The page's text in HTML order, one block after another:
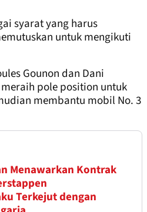
syarat yang harus
untuk mengikuti
Gounon dan Dani
pole position untuk
membantu mobil No. 3
Menawarkan Kontrak
Terkejut dengan